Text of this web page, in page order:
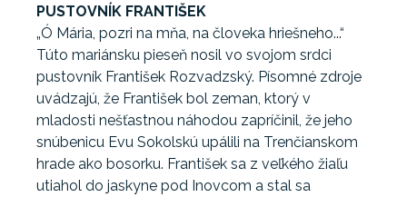
PUSTOVNÍK FRANTIŠEK
„Ó Mária, pozri na mňa, na človeka hriešneho...“
Túto mariánsku pieseň nosil vo svojom srdci
pustovník František Rozvadzský. Písomné zdroje
uvádzajú, že František bol zeman, ktorý v
mladosti nešťastnou náhodou zapríčinil, že jeho
snúbenicu Evu Sokolskú upálili na Trenčianskom
hrade ako bosorku. František sa z veľkého žiaľu
utiahol do jaskyne pod Inovcom a stal sa